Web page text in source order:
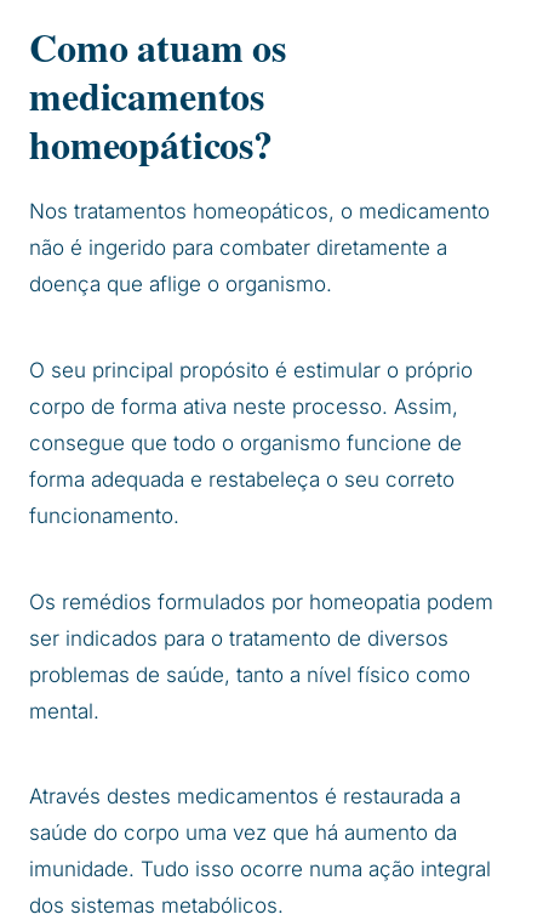
Como atuam os
medicamentos
homeopáticos?
Nos tratamentos homeopáticos, o medicamento
não é ingerido para combater diretamente a
doença que aflige o organismo.
O seu principal propósito é estimular o próprio
corpo de forma ativa neste processo. Assim,
consegue que todo o organismo funcione de
forma adequada e restabeleça o seu correto
funcionamento.
Os remédios formulados por homeopatia podem
ser indicados para o tratamento de diversos
problemas de saúde, tanto a nível físico como
mental.
Através destes medicamentos é restaurada a
saúde do corpo uma vez que há aumento da
imunidade. Tudo isso ocorre numa ação integral
dos sistemas metabólicos.